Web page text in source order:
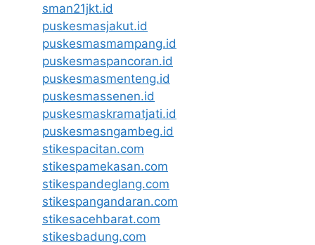
sman21jkt.id
puskesmasjakut.id
puskesmasmampang.id
puskesmaspancoran.id
puskesmasmenteng.id
puskesmassenen.id
puskesmaskramatjati.id
puskesmasngambeg.id
stikespacitan.com
stikespamekasan.com
stikespandeglang.com
stikespangandaran.com
stikesacehbarat.com
stikesbadung.com